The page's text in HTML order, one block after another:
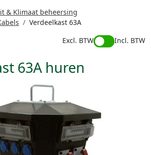
& Klimaat beheersing
Verdeelkast 63A
Excl. BTW
Incl. BTW
63A huren